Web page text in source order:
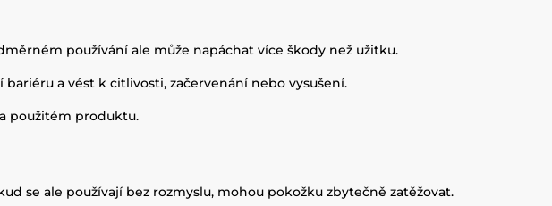
používání ale může napáchat více škody než užitku.
a vést k citlivosti, začervenání nebo vysušení.
použitém produktu.
se ale používají bez rozmyslu, mohou pokožku zbytečně zatěžovat.